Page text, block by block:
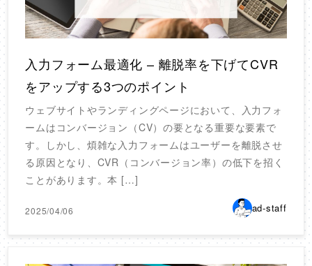
入力フォーム最適化 – 離脱率を下げてCVR
をアップする3つのポイント
ウェブサイトやランディングページにおいて、入力フォ
ームはコンバージョン（CV）の要となる重要な要素で
す。しかし、煩雑な入力フォームはユーザーを離脱させ
る原因となり、CVR（コンバージョン率）の低下を招く
ことがあります。本 […]
2025/04/06 ad-staff